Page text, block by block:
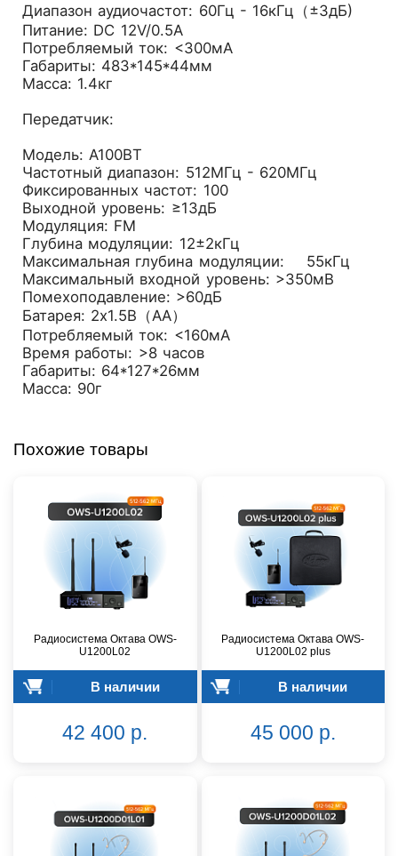
Диапазон аудиочастот: 60Гц - 16кГц（±3дБ)
Питание: DC 12V/0.5A
Потребляемый ток: <300мА
Габариты: 483*145*44мм
Масса: 1.4кг
Передатчик:
Модель: A100BT
Частотный диапазон: 512МГц - 620МГц
Фиксированных частот: 100
Выходной уровень: ≥13дБ
Модуляция: FM
Глубина модуляции: 12±2кГц
Максимальная глубина модуляции: 55кГц
Максимальный входной уровень: >350мВ
Помехоподавление: >60дБ
Батарея: 2x1.5В（AA）
Потребляемый ток: <160мА
Время работы: >8 часов
Габариты: 64*127*26мм
Масса: 90г
Похожие товары
Радиосистема Октава OWS-
U1200L02
В наличии
42 400 р.
Радиосистема Октава OWS-
U1200L02 plus
В наличии
45 000 р.